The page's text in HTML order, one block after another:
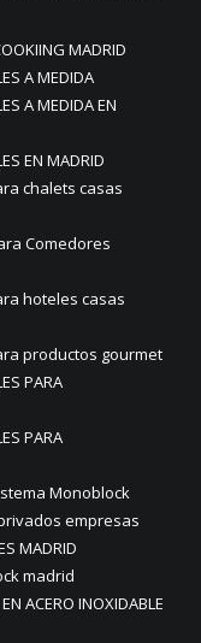
MADRID
A MEDIDA
A MEDIDA EN
EN MADRID
chalets casas
Comedores
hoteles casas
productos gourmet
PARA
PARA
Monoblock
empresas
MADRID
madrid
ACERO INOXIDABLE